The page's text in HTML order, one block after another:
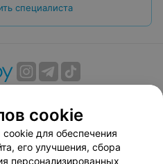
специалиста
Способы оплаты
использованию сервиса
cookie
для обеспечения
его улучшения, сбора
персонализированных